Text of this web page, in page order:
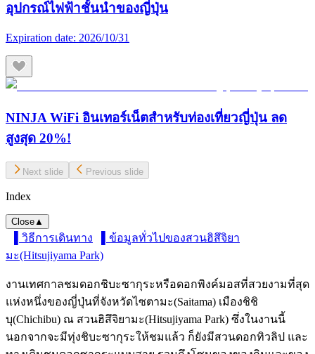
อุปกรณ์ไฟฟ้าชั้นนำของญี่ปุ่น
Expiration date: 2026/10/31
NINJA WiFi อินเทอร์เน็ตสำหรับท่องเที่ยวญี่ปุ่น ลด
สูงสุด 20%!
Next slide Previous slide
Index
Close▲
▌วิธีการเดินทาง
▌ข้อมูลทั่วไปของสวนฮิสึจิยา
มะ(Hitsujiyama Park)
งานเทศกาลชมดอกชิบะซากุระหรือดอกพิงค์มอสที่สวยงามที่สุด
แห่งหนึ่งของญี่ปุ่นที่จังหวัดไซตามะ(Saitama) เมืองชิชิ
บุ(Chichibu) ณ สวนฮิสึจิยามะ(Hitsujiyama Park) ซึ่งในงานนี้
นอกจากจะมีทุ่งชิบะซากุระให้ชมแล้ว ก็ยังมีสวนดอกทิวลิป และ